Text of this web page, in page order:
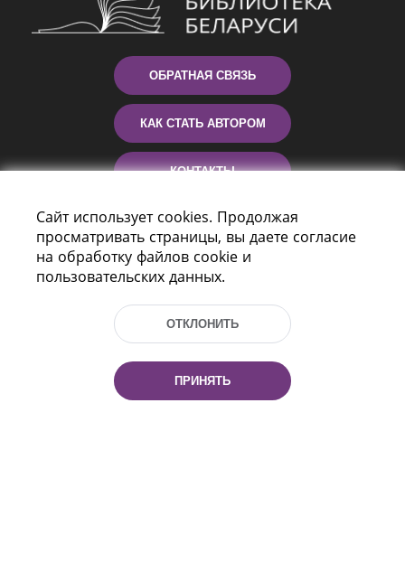
ОБРАТНАЯ СВЯЗЬ
КАК СТАТЬ АВТОРОМ
КОНТАКТЫ
ПОМОЩЬ
Пр-т Независимости 116
Сайт использует cookies. Продолжая
просматривать страницы, вы даете согласие
на обработку файлов cookie и
пользовательских данных.
ОТКЛОНИТЬ
ПРИНЯТЬ